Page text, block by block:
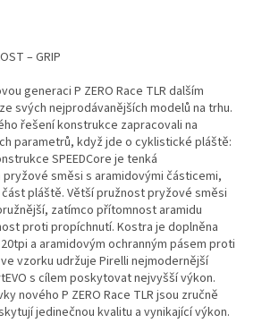
– GRIP
generaci P ZERO Race TLR dalším
svých nejprodávanějších modelů na trhu.
řešení konstrukce zapracovali na
parametrů, když jde o cyklistické pláště:
SPEEDCore je tenká
směsi s aramidovými částicemi,
pláště. Větší pružnost pryžové směsi
zatímco přítomnost aramidu
proti propíchnutí. Kostra je doplněna
a aramidovým ochranným pásem proti
vzorku udržuje Pirelli nejmodernější
s cílem poskytovat nejvyšší výkon.
nového P ZERO Race TLR jsou zručně
jedinečnou kvalitu a vynikající výkon.